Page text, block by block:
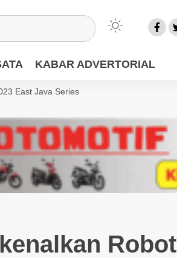
KABAR ADVERTORIAL
East Java Series
Robot